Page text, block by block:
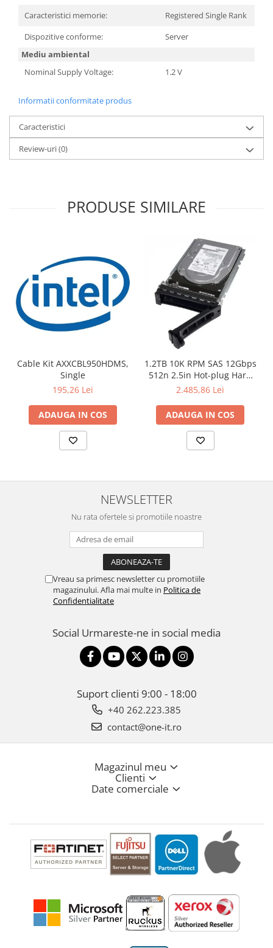
Retelistica & Supraveghere
Printing
Multifunctionale
Imprimante
TV, Multimedia & Electronice
Televizoare & accesorii
Multiboard & Accessorii
Securitate Date
Firewall
Antivirus
Caracteristici memorie:
Registered Single Rank
Dispozitive conforme:
Server
Mediu ambiental
Nominal Supply Voltage:
1.2 V
Informatii conformitate produs
Caracteristici
Review-uri(0)
PRODUSE SIMILARE
Cable Kit AXXCBL950HDMS,
Single
195,26 Lei
ADAUGA IN COS
1.2TB 10K RPM SAS 12Gbps
512n 2.5in Hot-plug Hard
Drive, CK
2.485,86 Lei
ADAUGA IN COS
NEWSLETTER
Nu rata ofertele si promotiile noastre
Vreau sa primesc newsletter cu promotiile
magazinului. Afla mai multe in Politica de
Confidentialitate
Social Urmareste-ne in social media
Suport clienti 9:00 - 18:00
+40 262.223.385
contact@one-it.ro
Magazinul meu
Clienti
Date comerciale